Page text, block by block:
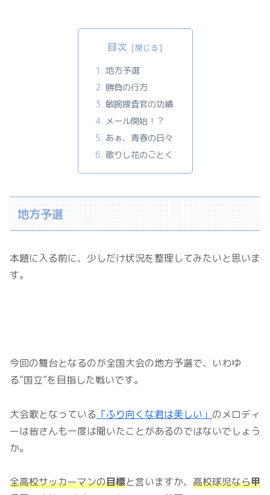
目次
地方予選
勝負の行方
敏腕捜査官の功績
メール開始！？
あぁ、青春の日々
散りし花のごとく
地方予選
本題に入る前に、少しだけ状況を整理してみたいと思いま
す。
今回の舞台となるのが全国大会の地方予選で、いわゆ
る”国立”を目指した戦いです。
大会歌となっている 「ふり向くな君は美しい」 のメロディ
ーは皆さんも一度は聞いたことがあるのではないでしょう
か。
全高校サッカーマンの目標と言いますか、 高校球児なら甲